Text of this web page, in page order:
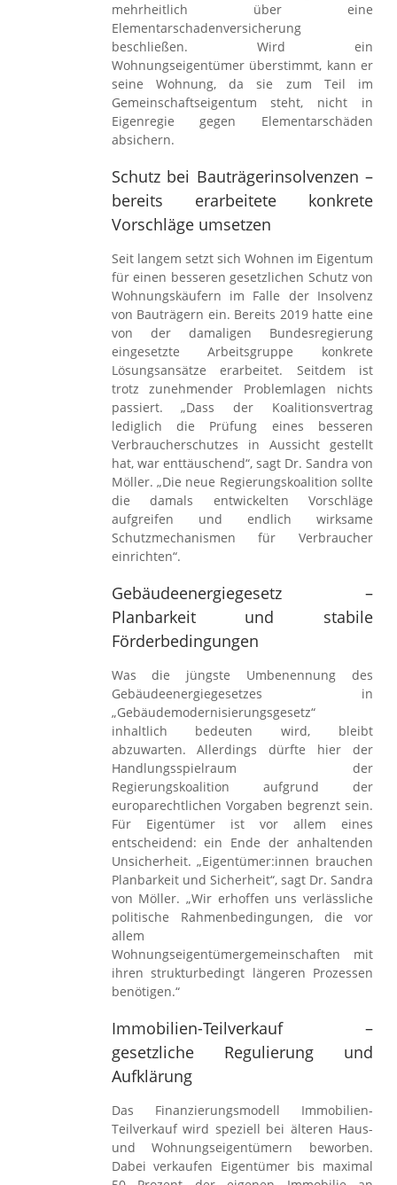
mehrheitlich über eine
Elementarschadenversicherung
beschließen. Wird ein
Wohnungseigentümer überstimmt, kann er
seine Wohnung, da sie zum Teil im
Gemeinschaftseigentum steht, nicht in
Eigenregie gegen Elementarschäden
absichern.
Schutz bei Bauträgerinsolvenzen –
bereits erarbeitete konkrete
Vorschläge umsetzen
Seit langem setzt sich Wohnen im Eigentum
für einen besseren gesetzlichen Schutz von
Wohnungskäufern im Falle der Insolvenz
von Bauträgern ein. Bereits 2019 hatte eine
von der damaligen Bundesregierung
eingesetzte Arbeitsgruppe konkrete
Lösungsansätze erarbeitet. Seitdem ist
trotz zunehmender Problemlagen nichts
passiert. „Dass der Koalitionsvertrag
lediglich die Prüfung eines besseren
Verbraucherschutzes in Aussicht gestellt
hat, war enttäuschend“, sagt Dr. Sandra von
Möller. „Die neue Regierungskoalition sollte
die damals entwickelten Vorschläge
aufgreifen und endlich wirksame
Schutzmechanismen für Verbraucher
einrichten“.
Gebäudeenergiegesetz –
Planbarkeit und stabile
Förderbedingungen
Was die jüngste Umbenennung des
Gebäudeenergiegesetzes in
„Gebäudemodernisierungsgesetz“
inhaltlich bedeuten wird, bleibt
abzuwarten. Allerdings dürfte hier der
Handlungsspielraum der
Regierungskoalition aufgrund der
europarechtlichen Vorgaben begrenzt sein.
Für Eigentümer ist vor allem eines
entscheidend: ein Ende der anhaltenden
Unsicherheit. „Eigentümer:innen brauchen
Planbarkeit und Sicherheit“, sagt Dr. Sandra
von Möller. „Wir erhoffen uns verlässliche
politische Rahmenbedingungen, die vor
allem
Wohnungseigentümergemeinschaften mit
ihren strukturbedingt längeren Prozessen
benötigen.“
Immobilien-Teilverkauf –
gesetzliche Regulierung und
Aufklärung
Das Finanzierungsmodell Immobilien-
Teilverkauf wird speziell bei älteren Haus-
und Wohnungseigentümern beworben.
Dabei verkaufen Eigentümer bis maximal